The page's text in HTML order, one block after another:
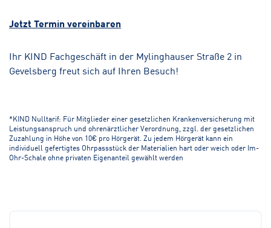
Jetzt Termin vereinbaren
Ihr KIND Fachgeschäft in der Mylinghauser Straße 2 in
Gevelsberg freut sich auf Ihren Besuch!
*KIND Nulltarif: Für Mitglieder einer gesetzlichen Krankenversicherung mit
Leistungsanspruch und ohrenärztlicher Verordnung, zzgl. der gesetzlichen
Zuzahlung in Höhe von 10€ pro Hörgerät. Zu jedem Hörgerät kann ein
individuell gefertigtes Ohrpassstück der Materialien hart oder weich oder Im-
Ohr-Schale ohne privaten Eigenanteil gewählt werden